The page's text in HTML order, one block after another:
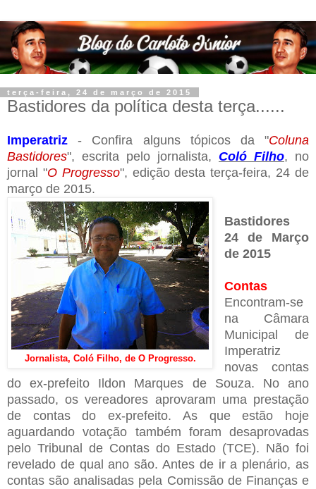
terça-feira, 24 de março de 2015
Bastidores da política desta terça......
Imperatriz - Confira alguns tópicos da "Coluna
Bastidores", escrita pelo jornalista, Coló Filho, no
jornal "O Progresso", edição desta terça-feira, 24 de
março de 2015.
Jornalista, Coló Filho, de O Progresso.
Bastidores
24 de Março
de 2015
Contas
Encontram-se
na Câmara
Municipal de
Imperatriz
novas contas
do ex-prefeito Ildon Marques de Souza. No ano
passado, os vereadores aprovaram uma prestação
de contas do ex-prefeito. As que estão hoje
aguardando votação também foram desaprovadas
pelo Tribunal de Contas do Estado (TCE). Não foi
revelado de qual ano são. Antes de ir a plenário, as
contas são analisadas pela Comissão de Finanças e